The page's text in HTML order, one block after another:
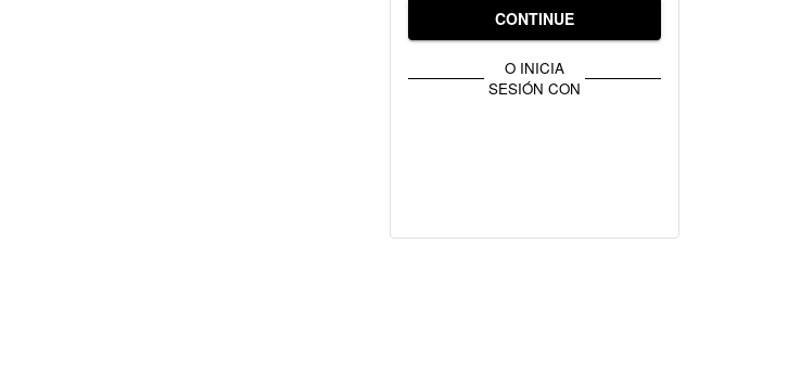
CONTINUE
O INICIA
SESIÓN CON